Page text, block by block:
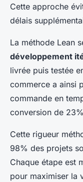
Cette approche
délais
La méthode Lean
développement
livrée puis testée
commerce a ainsi
commande en
conversion de
Cette rigueur
98% des projets
Chaque étape est
pour maximiser la